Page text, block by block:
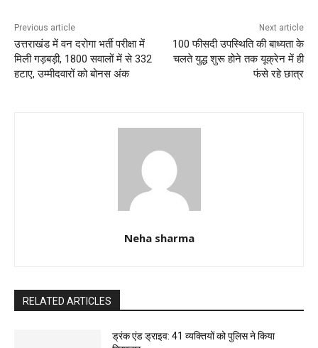
k
Previous article
उत्तराखंड में वन दरोगा भर्ती परीक्षा में
मिली गड़बड़ी, 1800 सवालों में से 332
हटाए, उम्मीदवारों को बोनस अंक
Next article
100 फीसदी उपस्थिति की बाध्यता के
चलते युद्ध शुरू होने तक यूक्रेन में ही
फंसे रहे छात्र
Neha sharma
RELATED ARTICLES
ड्रंक एंड ड्राइव: 41 व्यक्तियों को पुलिस ने किया